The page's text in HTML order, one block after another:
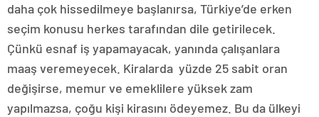
daha çok hissedilmeye başlanırsa, Türkiye’de erken
seçim konusu herkes tarafından dile getirilecek.
Çünkü esnaf iş yapamayacak, yanında çalışanlara
maaş veremeyecek. Kiralarda yüzde 25 sabit oran
değişirse, memur ve emeklilere yüksek zam
yapılmazsa, çoğu kişi kirasını ödeyemez. Bu da ülkeyi